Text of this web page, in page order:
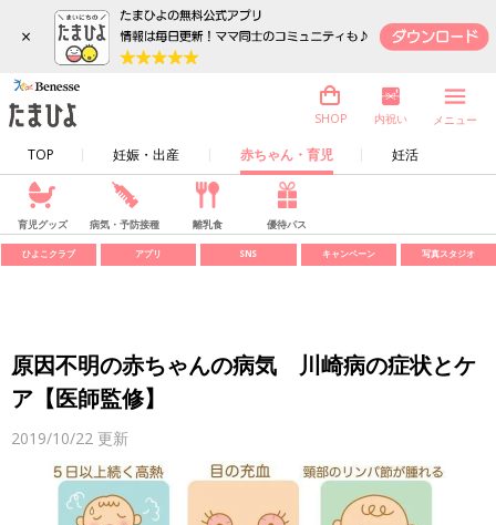
×
TOP 妊娠・出産 赤ちゃん・育児 妊活
SHOP 内祝い メニュー
育児グッズ 病気・予防接種 離乳食 優待パス
ひよこクラブ アプリ SNS キャンペーン 写真スタジオ
原因不明の赤ちゃんの病気 川崎病の症状とケ
ア【医師監修】
2019/10/22 更新